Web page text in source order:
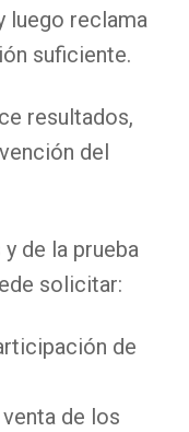
luego reclama
suficiente.
resultados,
del
de la prueba
solicitar:
de
de los